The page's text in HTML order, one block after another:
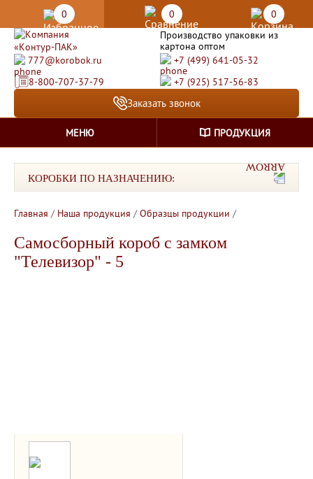
0 0
0
Производство упаковки из
картона оптом
777@korobok.ru
+7 (499) 641-05-32
8-800-707-37-79
+7 (925) 517-56-83
Заказать звонок
МЕНЮ ПРОДУКЦИЯ
КОРОБКИ ПО НАЗНАЧЕНИЮ:
Главная / Наша продукция / Образцы продукции /
Самосборный короб с замком
"Телевизор" - 5